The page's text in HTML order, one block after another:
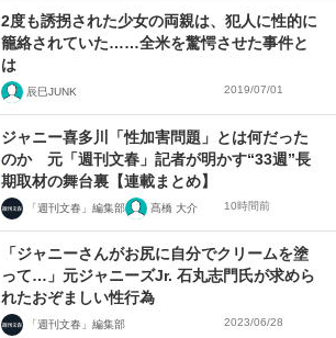
2度も誘拐された少女の両親は、犯人に性的に
籠絡されていた……全米を驚愕させた事件と
は
辰巳JUNK 2019/07/01
ジャニー喜多川「性加害問題」とは何だった
のか 元「週刊文春」記者が明かす“33週”長
期取材の舞台裏【連載まとめ】
「週刊文春」編集部 髙橋 大介 10時間前
「ジャニーさんがお尻に自分でクリームを塗
って…」元ジャニーズJr. 石丸志門氏が求めら
れたおぞましい性行為
「週刊文春」編集部 2023/06/28